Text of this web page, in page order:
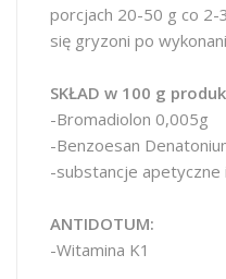
porcjach 20-50 g co 2-
się gryzoni po
SKŁAD w 100 g
-Bromadiolon 0,005g
-Benzoesan
-substancje apetyczne
ANTIDOTUM:
-Witamina K1